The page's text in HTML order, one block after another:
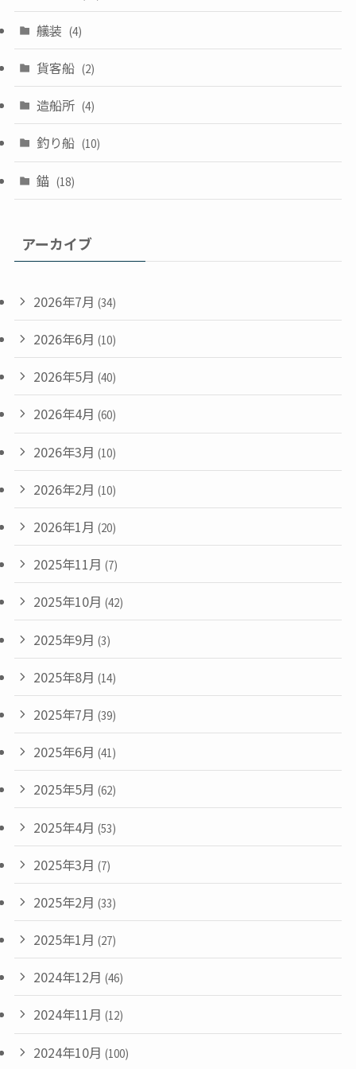
艤装 (4)
貨客船 (2)
造船所 (4)
釣り船 (10)
錨 (18)
アーカイブ
2026年7月 (34)
2026年6月 (10)
2026年5月 (40)
2026年4月 (60)
2026年3月 (10)
2026年2月 (10)
2026年1月 (20)
2025年11月 (7)
2025年10月 (42)
2025年9月 (3)
2025年8月 (14)
2025年7月 (39)
2025年6月 (41)
2025年5月 (62)
2025年4月 (53)
2025年3月 (7)
2025年2月 (33)
2025年1月 (27)
2024年12月 (46)
2024年11月 (12)
2024年10月 (100)